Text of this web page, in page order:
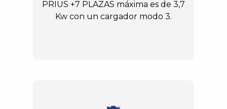
PRIUS +7 PLAZAS máxima es de 3,7
Kw con un cargador modo 3.